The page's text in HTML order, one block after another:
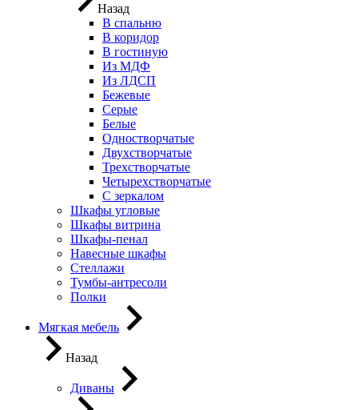
Назад
В спальню
В коридор
В гостиную
Из МДФ
Из ЛДСП
Бежевые
Серые
Белые
Одностворчатые
Двухстворчатые
Трехстворчатые
Четырехстворчатые
С зеркалом
Шкафы угловые
Шкафы витрина
Шкафы-пенал
Навесные шкафы
Стеллажи
Тумбы-антресоли
Полки
Мягкая мебель
Назад
Диваны